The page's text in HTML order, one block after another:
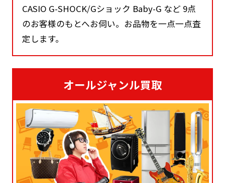
CASIO G-SHOCK/Gショック Baby-G など 9点
のお客様のもとへお伺い。お品物を一点一点査
定します。
オールジャンル買取